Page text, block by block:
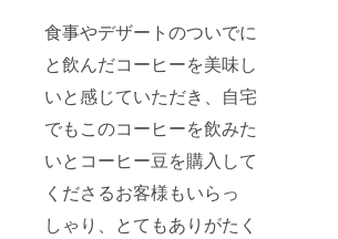
食事やデザートのついでに
と飲んだコーヒーを美味し
いと感じていただき、自宅
でもこのコーヒーを飲みた
いとコーヒー豆を購入して
くださるお客様もいらっ
しゃり、とてもありがたく